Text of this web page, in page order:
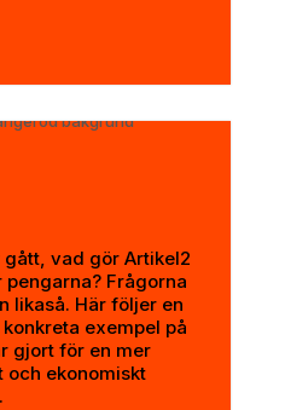
vad gör Artikel2
Frågorna
likaså. Här följer en
exempel på
gjort för en mer
och ekonomiskt